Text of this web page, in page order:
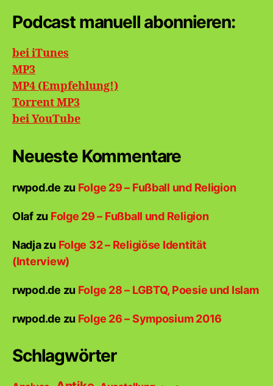
Podcast manuell abonnieren:
bei iTunes
MP3
MP4 (Empfehlung!)
Torrent MP3
beiYouTube
Neueste Kommentare
rwpod.de zu Folge 29 – Fußball und Religion
Olafzu Folge 29 – Fußball und Religion
Nadjazu Folge 32 – Religiöse Identität
(Interview)
rwpod.de zu Folge 28 – LGBTQ, Poesie und Islam
rwpod.de zu Folge 26 – Symposium 2016
Schlagwörter